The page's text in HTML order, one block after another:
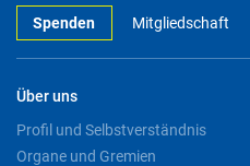
Spenden Mitgliedschaft
Über uns
Profil und Selbstverständnis
Organe und Gremien